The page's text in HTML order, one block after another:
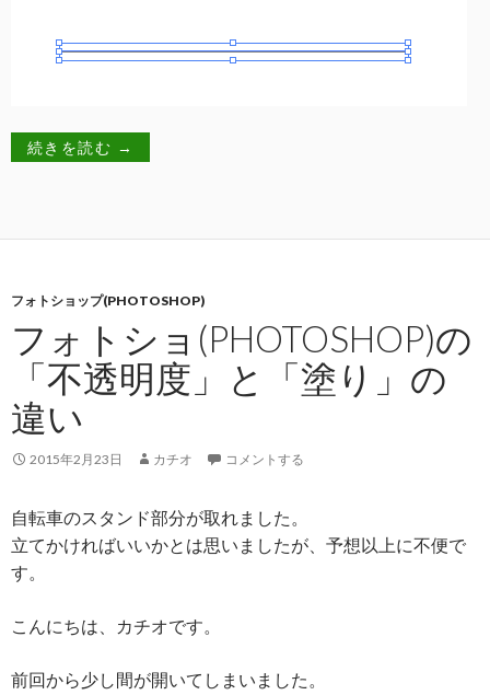
続きを読む →
フォトショップ(PHOTOSHOP)
フォトショ(PHOTOSHOP)の
「不透明度」と「塗り」の
違い
2015年2月23日 カチオ コメントする
自転車のスタンド部分が取れました。
立てかければいいかとは思いましたが、予想以上に不便で
す。
こんにちは、カチオです。
前回から少し間が開いてしまいました。